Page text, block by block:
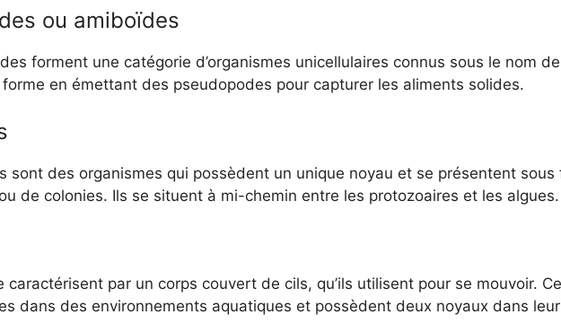
ou amiboïdes
forment une catégorie d’organismes unicellulaires connus sous le nom
en émettant des pseudopodes pour capturer les aliments solides.
sont des organismes qui possèdent un unique noyau et se présentent sous
de colonies. Ils se situent à mi-chemin entre les protozoaires et les algues.
caractérisent par un corps couvert de cils, qu’ils utilisent pour se mouvoir.
dans des environnements aquatiques et possèdent deux noyaux dans